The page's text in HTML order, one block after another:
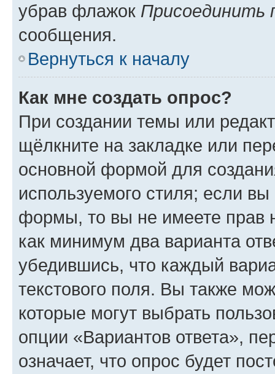
убрав флажок Присоединить
сообщения.
Вернуться к началу
Как мне создать опрос?
При создании темы или
щёлкните на закладке или
основной формой для
используемого стиля; если
формы, то вы не имеете прав
как минимум два варианта
убедившись, что каждый
текстового поля. Вы также
которые могут выбрать
опции «Вариантов ответа»,
означает, что опрос будет